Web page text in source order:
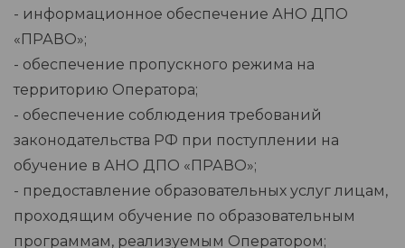
- информационное обеспечение АНО ДПО
«ПРАВО»;
- обеспечение пропускного режима на
территорию Оператора;
- обеспечение соблюдения требований
законодательства РФ при поступлении на
обучение в АНО ДПО «ПРАВО»;
- предоставление образовательных услуг лицам,
проходящим обучение по образовательным
программам, реализуемым Оператором;